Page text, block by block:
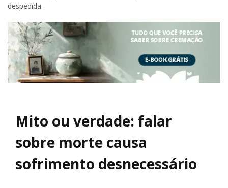
despedida.
Mito ou verdade: falar
sobre morte causa
sofrimento desnecessário